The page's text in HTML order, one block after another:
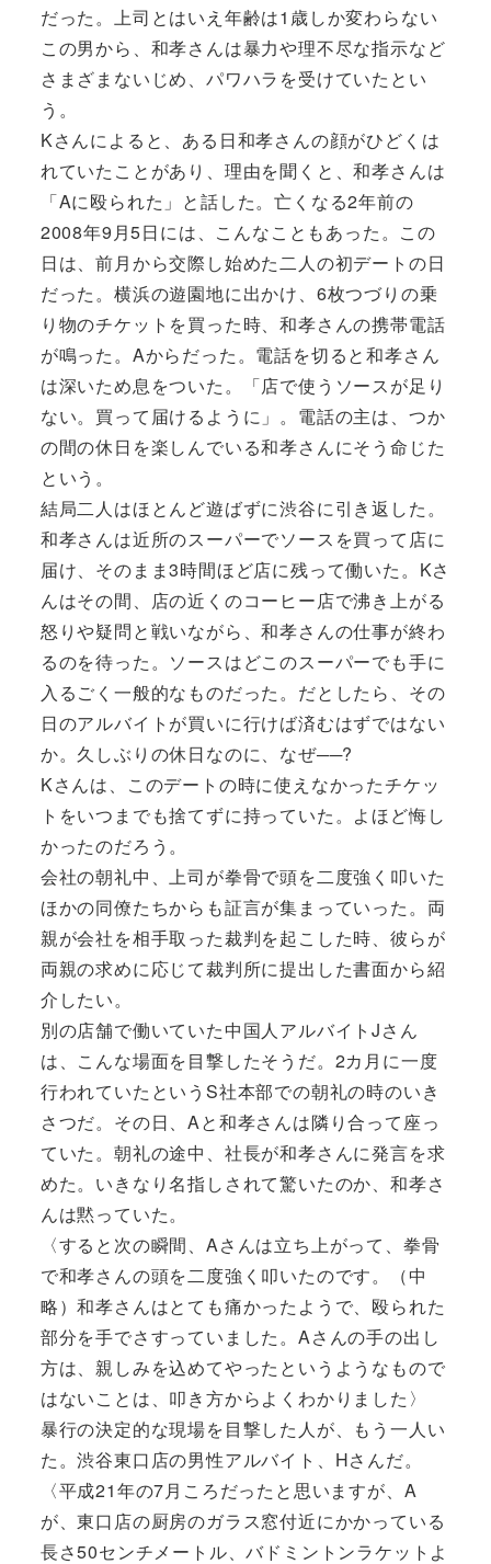
だった。上司とはいえ年齢は1歳しか変わらない
この男から、和孝さんは暴力や理不尽な指示など
さまざまないじめ、パワハラを受けていたとい
う。
Kさんによると、ある日和孝さんの顔がひどくは
れていたことがあり、理由を聞くと、和孝さんは
「Aに殴られた」と話した。亡くなる2年前の
2008年9月5日には、こんなこともあった。この
日は、前月から交際し始めた二人の初デートの日
だった。横浜の遊園地に出かけ、6枚つづりの乗
り物のチケットを買った時、和孝さんの携帯電話
が鳴った。Aからだった。電話を切ると和孝さん
は深いため息をついた。「店で使うソースが足り
ない。買って届けるように」。電話の主は、つか
の間の休日を楽しんでいる和孝さんにそう命じた
という。
結局二人はほとんど遊ばずに渋谷に引き返した。
和孝さんは近所のスーパーでソースを買って店に
届け、そのまま3時間ほど店に残って働いた。Kさ
んはその間、店の近くのコーヒー店で沸き上がる
怒りや疑問と戦いながら、和孝さんの仕事が終わ
るのを待った。ソースはどこのスーパーでも手に
入るごく一般的なものだった。だとしたら、その
日のアルバイトが買いに行けば済むはずではない
か。久しぶりの休日なのに、なぜ──?
Kさんは、このデートの時に使えなかったチケッ
トをいつまでも捨てずに持っていた。よほど悔し
かったのだろう。
会社の朝礼中、上司が拳骨で頭を二度強く叩いた
ほかの同僚たちからも証言が集まっていった。両
親が会社を相手取った裁判を起こした時、彼らが
両親の求めに応じて裁判所に提出した書面から紹
介したい。
別の店舗で働いていた中国人アルバイトJさん
は、こんな場面を目撃したそうだ。2カ月に一度
行われていたというS社本部での朝礼の時のいき
さつだ。その日、Aと和孝さんは隣り合って座っ
ていた。朝礼の途中、社長が和孝さんに発言を求
めた。いきなり名指しされて驚いたのか、和孝さ
んは黙っていた。
〈すると次の瞬間、Aさんは立ち上がって、拳骨
で和孝さんの頭を二度強く叩いたのです。（中
略）和孝さんはとても痛かったようで、殴られた
部分を手でさすっていました。Aさんの手の出し
方は、親しみを込めてやったというようなもので
はないことは、叩き方からよくわかりました〉
暴行の決定的な現場を目撃した人が、もう一人い
た。渋谷東口店の男性アルバイト、Hさんだ。
〈平成21年の7月ころだったと思いますが、A
が、東口店の厨房のガラス窓付近にかかっている
長さ50センチメートル、バドミントンラケットよ